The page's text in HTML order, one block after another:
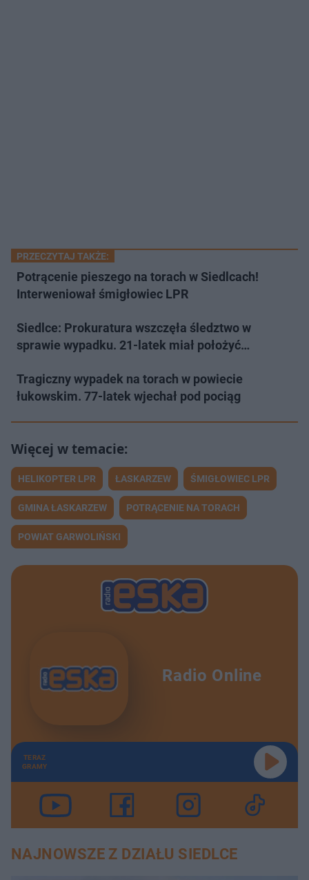
PRZECZYTAJ TAKŻE:
Potrącenie pieszego na torach w Siedlcach!
Interweniował śmigłowiec LPR
Siedlce: Prokuratura wszczęła śledztwo w
sprawie wypadku. 21-latek miał położyć…
Tragiczny wypadek na torach w powiecie
łukowskim. 77-latek wjechał pod pociąg
HELIKOPTER LPR ŁASKARZEW ŚMIGŁOWIEC LPR
GMINA ŁASKARZEW POTRĄCENIE NA TORACH
POWIAT GARWOLIŃSKI
Radio Online
TERAZ
GRAMY
NAJNOWSZE Z DZIAŁU SIEDLCE